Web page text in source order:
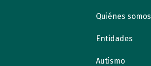
Quiénes somos
Entidades
Autismo